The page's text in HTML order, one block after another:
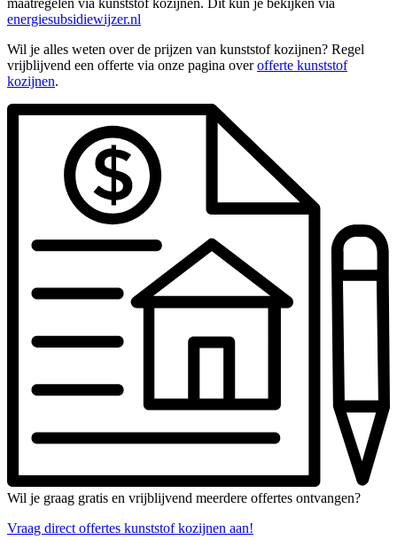
maatregelen via kunststof kozijnen. Dit kun je bekijken via
energiesubsidiewijzer.nl
Wil je alles weten over de prijzen van kunststof kozijnen? Regel
vrijblijvend een offerte via onze pagina overofferte kunststof
kozijnen.
Wil je graag gratis en vrijblijvend meerdere offertes ontvangen?
Vraag direct offertes kunststof kozijnen aan!